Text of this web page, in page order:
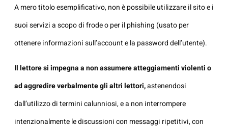
A mero titolo esemplificativo, non è possibile utilizzare il sito e i
suoi servizi a scopo di frode o per il phishing (usato per
ottenere informazioni sull’account e la password dell’utente).
Il lettore si impegna a non assumere atteggiamenti violenti o
ad aggredire verbalmente gli altri lettori,astenendosi
dall’utilizzo di termini calunniosi, e a non interrompere
intenzionalmente le discussioni con messaggi ripetitivi, con